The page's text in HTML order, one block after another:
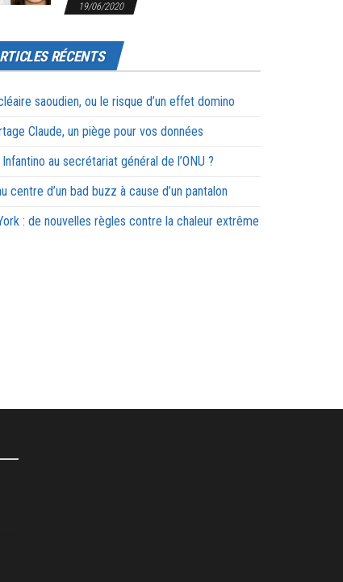
19/06/2020
RÉCENTS
saoudien, ou le risque d’un effet domino
Claude, un piège pour vos données
Infantino au secrétariat général de l’ONU ?
centre d’un bad buzz à cause d’un pantalon
: de nouvelles règles contre la chaleur extrême